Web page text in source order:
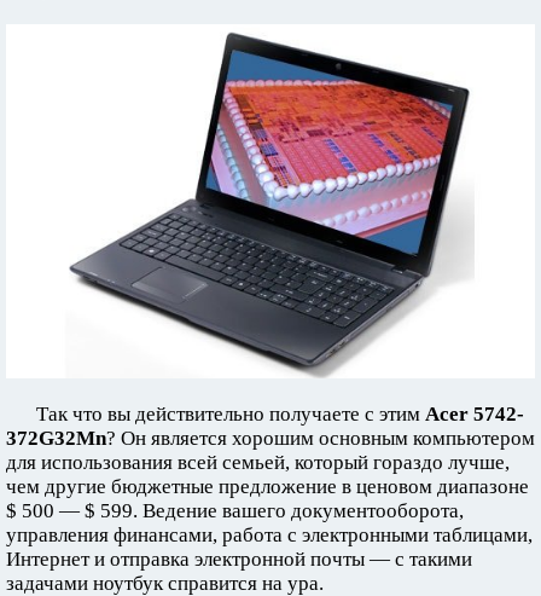
Так что вы действительно получаете с этим Acer 5742-
372G32Mn? Он является хорошим основным компьютером
для использования всей семьей, который гораздо лучше,
чем другие бюджетные предложение в ценовом диапазоне
$ 500 — $ 599. Ведение вашего документооборота,
управления финансами, работа с электронными таблицами,
Интернет и отправка электронной почты — с такими
задачами ноутбук справится на ура.